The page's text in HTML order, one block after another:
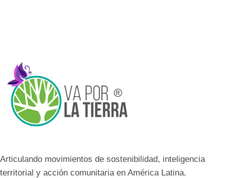
Articulando movimientos de sostenibilidad, inteligencia
territorial y acción comunitaria en América Latina.